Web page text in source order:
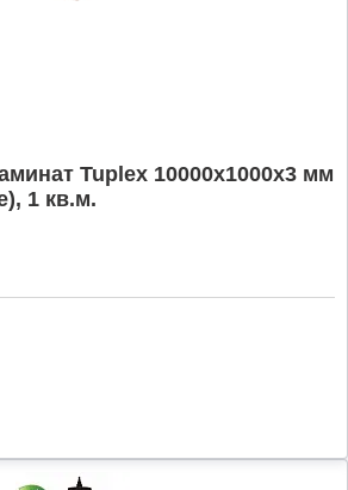
Tuplex 10000x1000x3 мм
1 кв.м.